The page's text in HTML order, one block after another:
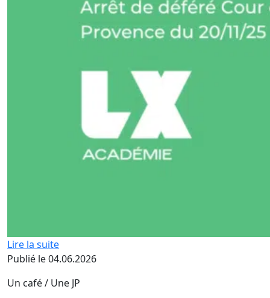
Lire la suite
Publié le 04.06.2026
Un café / Une JP